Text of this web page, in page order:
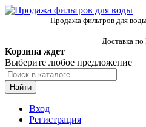
Продажа фильтров для
Доставка по
Корзина ждет
Выберите любое предложение
Найти
Вход
Регистрация